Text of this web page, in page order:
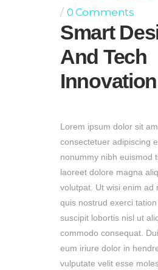
0 Comments
Smart
And Tech
Innovation
Lorem ipsum dolor sit
consectetuer adipiscing
nonummy nibh euismod
laoreet dolore magna
volutpat. Ut wisi enim ad
quis nostrud exerci
suscipit lobortis nisl ut
commodo consequat.
eum iriure dolor in
vulputate velit esse